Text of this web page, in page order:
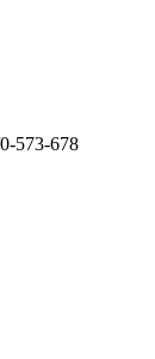
573-678